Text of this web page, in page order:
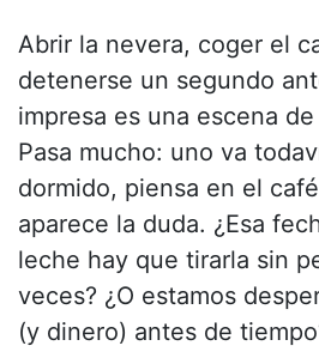
Abrir la nevera, coger el
detenerse un segundo
impresa es una escena
Pasa mucho: uno va
dormido, piensa en el
aparece la duda. ¿Esa
leche hay que tirarla sin
veces? ¿O estamos
(y dinero) antes de